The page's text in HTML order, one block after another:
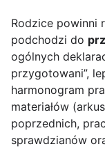
Rodzice powinni
podchodzi do
ogólnych
przygotowani”,
harmonogram
materiałów
poprzednich,
sprawdzianów